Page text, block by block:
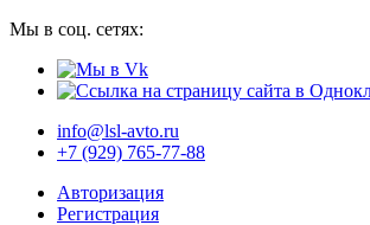
Мы в соц. сетях:
info@lsl-avto.ru
+7 (929) 765-77-88
Авторизация
Регистрация